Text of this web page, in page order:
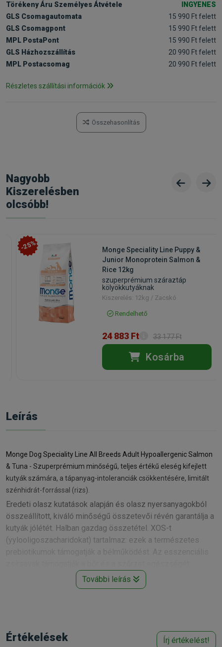
Törékeny Áru Személyes Átvétele
INGYENES
GLS Csomagautomata
15 990 Ft felett
GLS Csomagpont
15 990 Ft felett
MPL PostaPont
15 990 Ft felett
GLS Házhozszállítás
20 990 Ft felett
MPL Postacsomag
20 990 Ft felett
Részletes szállítási információk
Összehasonlítás
Nagyobb
Kiszerelésben
olcsóbb!
-25%
Monge Speciality Line Puppy &
Junior Monoprotein Salmon &
Rice 12kg
szuperprémium száraztáp
kölyökkutyáknak
Kiszerelés: 12kg / Zacskó
Rendelhető
24 883 Ft 33 177 Ft
Kosárba
Leírás
Monge Dog Speciality Line All Breeds Adult Hypoallergenic Salmon
& Tuna - Szuperprémium minőségű, teljes értékű eleség kifejlett
kutyák számára, a tápanyag-intoleranciák csökkentésére, limitált
szénhidrát-forrással (rizs).
Eredeti olasz kutatások alapján és olasz nyersanyagokból
összeállított, kiváló minőségű összetevői révén garantálja a
kutyák jólétét. Halban gazdag összetétel. XOS-t
(yylooligoszacharidokat) tartalmaz: ezek a természetes
Összetétel: rizs 58%, lazac (friss 8%, szárított lazac 10%),
tonhal (szárított 10%), sörélesztő, növényi olaj (finomított
mannano-oligoszacharidok forrása), kondroitin-szulfát,
További leírás
Értékelések Írj értékelést!